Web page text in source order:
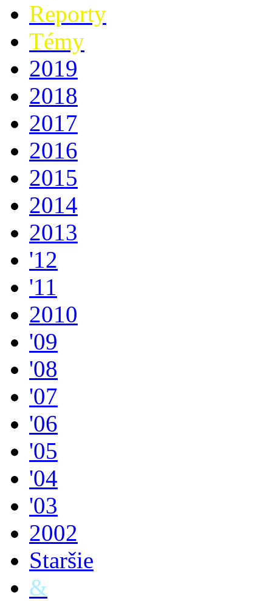
Reporty
Témy
2019
2018
2017
2016
2015
2014
2013
'12
'11
2010
'09
'08
'07
'06
'05
'04
'03
2002
Staršie
&